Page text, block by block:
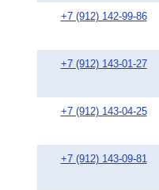
+7 (912) 142-99-86
+7 (912) 143-01-27
+7 (912) 143-04-25
+7 (912) 143-09-81